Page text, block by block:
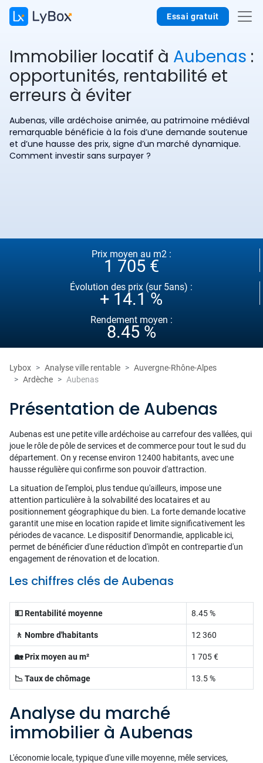
Essai gratuit
Immobilier locatif à Aubenas :
opportunités, rentabilité et
erreurs à éviter
Aubenas, ville ardéchoise animée, au patrimoine médiéval
remarquable bénéficie à la fois d’une demande soutenue
et d’une hausse des prix, signe d’un marché dynamique.
Comment investir sans surpayer ?
Prix moyen au m2 :
1 705 €
Évolution des prix (sur 5ans) :
+ 14.1 %
Rendement moyen :
8.45 %
Lybox Analyse ville rentable
Auvergne-Rhône-Alpes
Ardèche
Aubenas
Présentation de Aubenas
Aubenas est une petite ville ardéchoise au carrefour des vallées, qui
joue le rôle de pôle de services et de commerce pour tout le sud du
département. On y recense environ 12400 habitants, avec une
hausse régulière qui confirme son pouvoir d'attraction.
La situation de l'emploi, plus tendue qu'ailleurs, impose une
attention particulière à la solvabilité des locataires et au
positionnement géographique du bien. La forte demande locative
garantit une mise en location rapide et limite significativement les
périodes de vacance. Le dispositif Denormandie, applicable ici,
permet de bénéficier d'une réduction d'impôt en contrepartie d'un
engagement de rénovation et de location.
Les chiffres clés de Aubenas
💵 Rentabilité moyenne 8.45 %
🚶 Nombre d'habitants 12 360
🏡 Prix moyen au m² 1 705 €
📉 Taux de chômage 13.5 %
Analyse du marché
immobilier à Aubenas
L'économie locale, typique d'une ville moyenne, mêle services,